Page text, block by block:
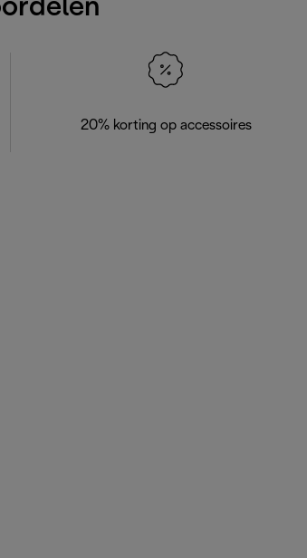
20% korting op accessoires